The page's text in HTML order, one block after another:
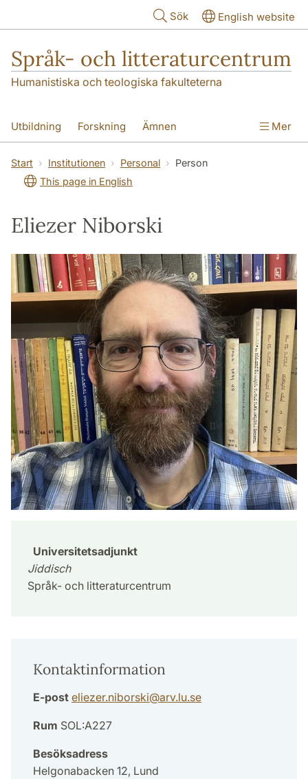
Sök English website
Språk- och litteraturcentrum
Humanistiska och teologiska fakulteterna
Utbildning Forskning Ämnen
SOL-husen Kontakt Institutionen
översättning till svenska
Mer
Start Institutionen Personal
Person
This page in English
Eliezer Niborski
Universitetsadjunkt
Jiddisch
Språk- och litteraturcentrum
Kontaktinformation
E-post eliezer.niborski@arv.lu.se
Rum SOL:A227
Besöksadress
Helgonabacken 12, Lund